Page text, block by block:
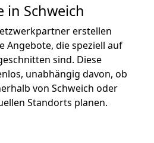
in Schweich
erstellen
Angebote, die speziell auf
sind. Diese
unabhängig davon, ob
von Schweich oder
Standorts planen.